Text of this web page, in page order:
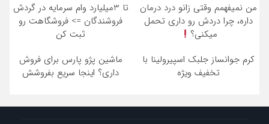
من نمیفهمم وقتی زانو درد درمان
داره، چرا دردش رو داری تحمل
میکنی؟
تا 3میلیارد وام سرمایه در گردش
فروشندگان => فروشگاهت رو
ثبت کن
کرم جوانساز جلبک اسپیرولینا با
تخفیف ویژه
ماشین پژو پارس برای فروش
داری؟ اینجا سریع بفروشش